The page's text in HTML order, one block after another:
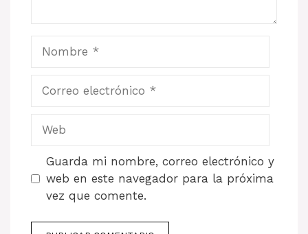
electrónico
Guarda mi nombre, correo electrónico y
web en este navegador para la próxima
vez que comente.